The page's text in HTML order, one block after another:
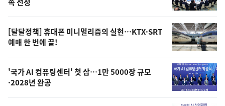
의
영
상
오
늘
[달달정책] 휴대폰 미니멀리즘의 실현…KTX·SRT
예매 한 번에 끝!
'국가 AI 컴퓨팅센터' 첫 삽…1만 5000장 규모
·2028년 완공